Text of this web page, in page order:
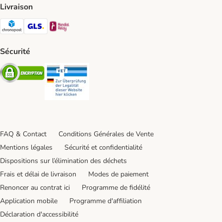
Livraison
Chronopost Shipping Method
GLS Shipping Method
Sécurité
Security
FAQ & Contact
Conditions Générales de Vente
Mentions légales
Sécurité et confidentialité
Dispositions sur l’élimination des déchets
Frais et délai de livraison
Modes de paiement
Renoncer au contrat ici
Programme de fidélité
Application mobile
Programme d'affiliation
Déclaration d'accessibilité